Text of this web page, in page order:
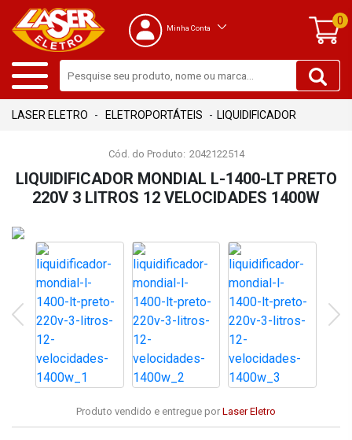
Minha Conta
0
ELETROPORTÁTEIS LIQUIDIFICADOR
Cód. do Produto: 2042122514
LIQUIDIFICADOR MONDIAL L-1400-LT PRETO
220V 3 LITROS 12 VELOCIDADES 1400W
Produto vendido e entregue por Laser Eletro